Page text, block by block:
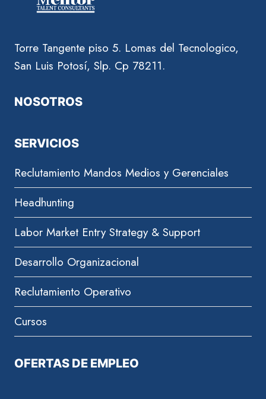
Torre Tangente piso 5. Lomas del Tecnologico,
San Luis Potosí, Slp. Cp 78211.
NOSOTROS
SERVICIOS
Reclutamiento Mandos Medios y Gerenciales
Headhunting
Labor Market Entry Strategy & Support
Desarrollo Organizacional
Reclutamiento Operativo
Cursos
OFERTAS DE EMPLEO